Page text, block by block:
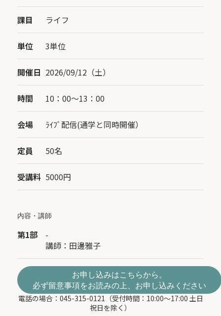
課目 ライフ
単位 3単位
開催日 2026/09/12（土）
時間 10：00〜13：00
会場 ﾗｲﾌﾞ配信(通学と同時開催）
定員 50名
受講料 5000円
内容・講師
第1部
-
講師：田邊雅子
お申し込みはこちらから。
必ず留意事項をお読みの上、お申し込みください
電話の場合：045-315-0121（受付時間：10:00～17:00 土日
祝日を除く）